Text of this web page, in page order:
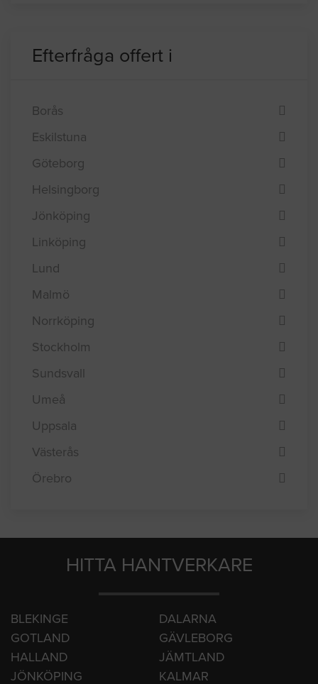
Efterfråga offert i
Borås
Eskilstuna
Göteborg
Helsingborg
Jönköping
Linköping
Lund
Malmö
Norrköping
Stockholm
Sundsvall
Umeå
Uppsala
Örebro
HITTA HANTVERKARE
BLEKINGE DALARNA